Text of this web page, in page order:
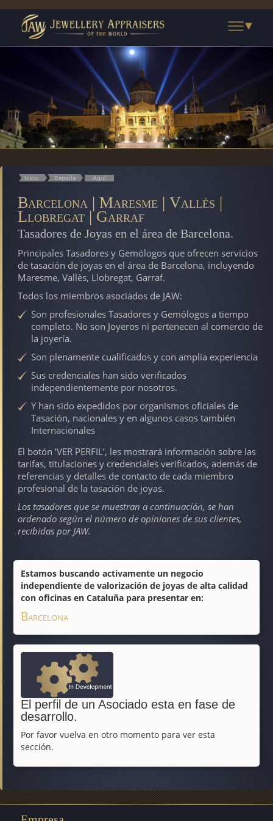
Inicio España Aquí
Barcelona | Maresme | Vallès |
Llobregat | Garraf
Tasadores de Joyas en el área de Barcelona.
Principales Tasadores y Gemólogos que ofrecen servicios
de tasación de joyas en el área de Barcelona, incluyendo
Maresme, Vallès, Llobregat, Garraf.
Todos los miembros asociados de JAW:
Son profesionales Tasadores y Gemólogos a tiempo
completo. No son Joyeros ni pertenecen al comercio de
la joyería.
Son plenamente cualificados y con amplia experiencia
Sus credenciales han sido verificados
independientemente por nosotros.
Y han sido expedidos por organismos oficiales de
Tasación, nacionales y en algunos casos también
Internacionales
El botón ‘VER PERFIL’, les mostrará información sobre las
tarifas, titulaciones y credenciales verificados, además de
referencias y detalles de contacto de cada miembro
profesional de la tasación de joyas.
Los tasadores que se muestran a continuación, se han
ordenado según el número de opiniones de sus clientes,
recibidas por JAW.
Estamos buscando activamente un negocio
independiente de valorización de joyas de alta calidad
con oficinas en Cataluña para presentar en:
Barcelona
El perfil de un Asociado esta en fase de
desarrollo.
Por favor vuelva en otro momento para ver esta
sección.